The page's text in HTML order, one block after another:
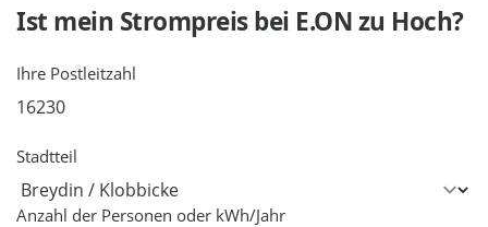
Ist mein Strompreis bei E.ONzu Hoch?
Ihre Postleitzahl
Stadtteil
Anzahl der Personen oder kWh/Jahr